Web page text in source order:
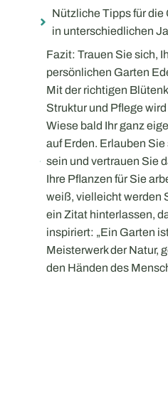
Nützliche Tipps für die
in unterschiedlichen
Fazit: Trauen Sie sich,
persönlichen Garten
Mit der richtigen
Struktur und Pflege
Wiese bald Ihr ganz
auf Erden. Erlauben Sie
sein und vertrauen Sie
Ihre Pflanzen für Sie
weiß, vielleicht werden
ein Zitat hinterlassen,
inspiriert: „Ein Garten
Meisterwerk der Natur,
den Händen des